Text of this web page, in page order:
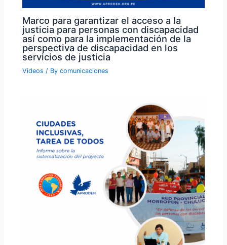
Marco para garantizar el acceso a la
justicia para personas con discapacidad
así como para la implementación de la
perspectiva de discapacidad en los
servicios de justicia
Videos / Bycomunicaciones